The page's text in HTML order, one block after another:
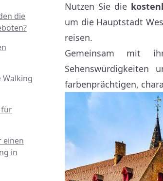
die
Walking
für
einen
in
Nutzen Sie die
um die Hauptstadt
reisen.
Gemeinsam mit
farbenprächtigen,